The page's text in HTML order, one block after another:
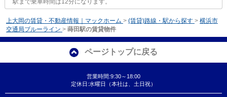
駅まで乗車時間は12分になります。
上大岡の賃貸・不動産情報｜マックホーム > (賃貸)路線・駅から探す > 横浜市
交通局ブルーライン > 蒔田駅の賃貸物件
ページトップに戻る
営業時間:9:30～18:00
定休日:水曜日（本社は、土日祝）